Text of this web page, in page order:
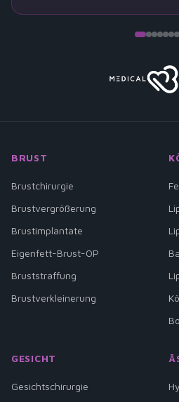
BRUST
Brustchirurgie
Brustvergrößerung
Brustimplantate
Eigenfett-Brust-OP
Bruststraffung
Brustverkleinerung
GESICHT
Gesichtschirurgie